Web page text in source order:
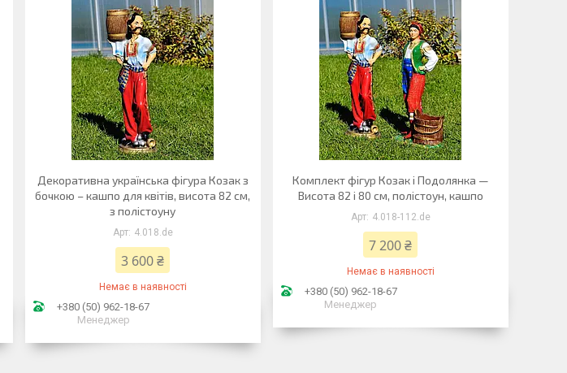
Декоративна українська фігура Козак з
бочкою – кашпо для квітів, висота 82 см,
з полістоуну
4.018.de
3 600 ₴
Немає в наявності
+380 (50) 962-18-67
Менеджер
Комплект фігур Козак і Подолянка —
Висота 82 і 80 см, полістоун, кашпо
4.018-112.de
7 200 ₴
Немає в наявності
+380 (50) 962-18-67
Менеджер